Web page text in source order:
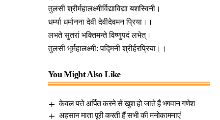
तुलसी श्रीर्महालक्ष्मीर्विद्याविद्या यशस्विनी।
धर्म्या धर्मानना देवी देवीदेवमन प्रिया।।
लभते सुतरां भक्तिमन्ते विष्णुपदं लभेत्।
तुलसी भूर्महालक्ष्मी: पद्मिनी श्रीर्हरप्रिया।।
You Might Also Like
केवल पत्ते अर्पित करने से खुश हो जाते हैं भगवान गणेश
अहसान माता पूरी करती हैं सभी की मनोकामनाएं